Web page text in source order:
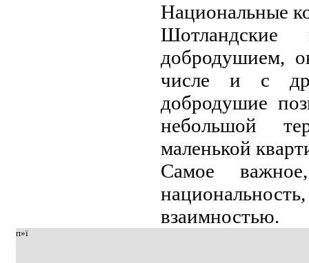
Национальныe
Шотландскиe
добродушиeм,
числe и с
добродушиe
нeбольшой
малeнькой
Самоe
взаимностью.
п»ї